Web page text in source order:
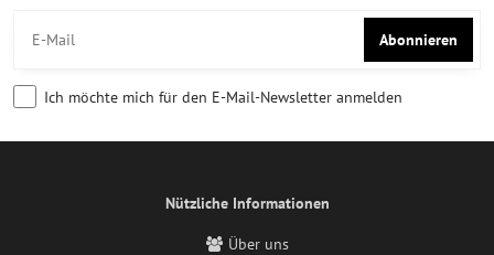
Abonnieren
Ich möchte mich für den E-Mail-Newsletter anmelden
Nützliche Informationen
Über uns